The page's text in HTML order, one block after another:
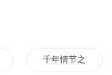
千年情节之三生